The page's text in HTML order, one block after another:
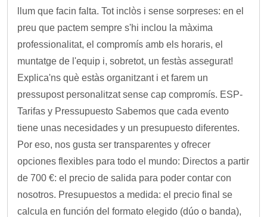
llum que facin falta. Tot inclòs i sense sorpreses: en el
preu que pactem sempre s'hi inclou la màxima
professionalitat, el compromís amb els horaris, el
muntatge de l'equip i, sobretot, un festàs assegurat!
Explica'ns què estàs organitzant i et farem un
pressupost personalitzat sense cap compromís. ESP-
Tarifas y Pressupuesto Sabemos que cada evento
tiene unas necesidades y un presupuesto diferentes.
Por eso, nos gusta ser transparentes y ofrecer
opciones flexibles para todo el mundo: Directos a partir
de 700 €: el precio de salida para poder contar con
nosotros. Presupuestos a medida: el precio final se
calcula en función del formato elegido (dúo o banda),